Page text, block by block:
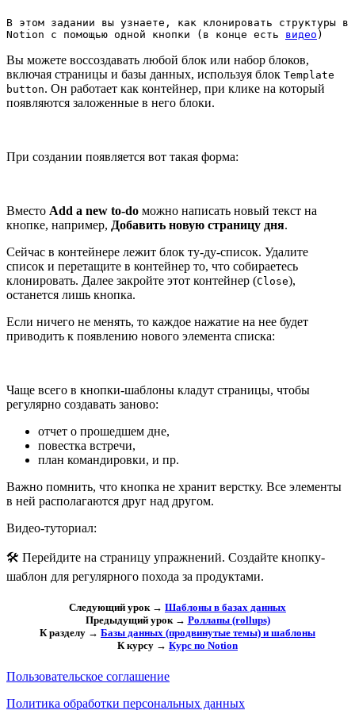
В этом задании вы узнаете, как клонировать структуры в
Notion с помощью одной кнопки (в конце есть видео )
Вы можете воссоздавать любой блок или набор блоков,
включая страницы и базы данных, используя блок Template
button. Он работает как контейнер, при клике на который
появляются заложенные в него блоки.
При создании появляется вот такая форма:
Вместо Add a new to-do можно написать новый текст на
кнопке, например, Добавить новую страницу дня.
Сейчас в контейнере лежит блок ту-ду-список. Удалите
список и перетащите в контейнер то, что собираетесь
клонировать. Далее закройте этот контейнер (Close),
останется лишь кнопка.
Если ничего не менять, то каждое нажатие на нее будет
приводить к появлению нового элемента списка:
Чаще всего в кнопки-шаблоны кладут страницы, чтобы
регулярно создавать заново:
отчет о прошедшем дне,
повестка встречи,
план командировки, и пр.
Важно помнить, что кнопка не хранит верстку. Все элементы
в ней располагаются друг над другом.
Видео-туториал:
🛠 Перейдите на страницу упражнений. Создайте кнопку-
шаблон для регулярного похода за продуктами.
Следующий урок → Шаблоны в базах данных
Предыдущий урок → Роллапы (rollups)
К разделу → Базы данных (продвинутые темы) и шаблоны
К курсу → Курс по Notion
Пользовательское соглашение
Политика обработки персональных данных